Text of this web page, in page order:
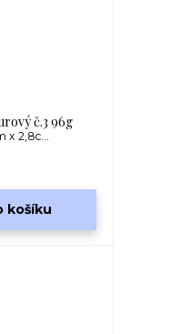
č.3 96g
2,8c...
košíku